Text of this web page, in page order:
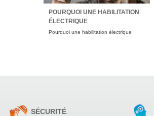
POURQUOI UNE HABILITATION
ÉLECTRIQUE
Pourquoi une habilitation électrique
SÉCURITÉ